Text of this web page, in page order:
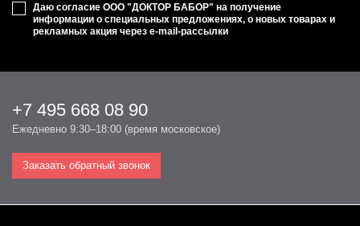
Даю согласие ООО "ДОКТОР БАБОР" на получение
информации о специальных предложениях, о новых товарах и
рекламных акция через e-mail-рассылки
+7 495 668 08 90
Ежедневно 9:30–18:00 (время московское)
Заказать обратный звонок